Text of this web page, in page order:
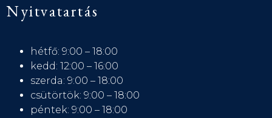
Nyitvatartás
hétfő: 9:00 – 18:00
kedd: 12:00 – 16:00
szerda: 9:00 – 18:00
csütörtök: 9:00 – 18:00
péntek: 9:00 – 18:00